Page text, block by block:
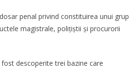
penal privind constituirea unui grup
magistrale, poliţiştii şi procurorii
descoperite trei bazine care